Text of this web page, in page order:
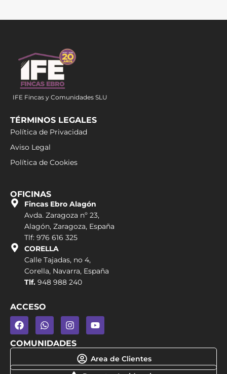
IFE Fincas y Comunidades SLU
TÉRMINOS LEGALES
Política de Privacidad
Aviso Legal
Política de Cookies
OFICINAS
Fincas Ebro Alagón
Avda. Zaragoza nº 23,
Alagón, Zaragoza, España
Tlf: 976 616 325
CORELLA
Calle Tajadas, no 4,
Corella, Navarra, España
Tlf. 948 988 240
ACCESO
COMUNIDADES
Area de Clientes